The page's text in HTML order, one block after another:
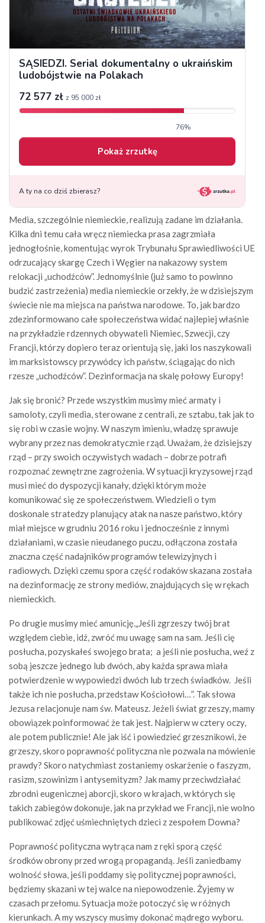
Media, szczególnie niemieckie, realizują zadane im działania.
Kilka dni temu cała wręcz niemiecka prasa zagrzmiała
jednogłośnie, komentując wyrok Trybunału Sprawiedliwości UE
odrzucający skargę Czech i Węgier na nakazowy system
relokacji „uchodźców”. Jednomyślnie (już samo to powinno
budzić zastrzeżenia) media niemieckie orzekły, że w dzisiejszym
świecie nie ma miejsca na państwa narodowe. To, jak bardzo
zdezinformowano całe społeczeństwa widać najlepiej właśnie
na przykładzie rdzennych obywateli Niemiec, Szwecji, czy
Francji, którzy dopiero teraz orientują się, jaki los naszykowali
im marksistowscy przywódcy ich państw, ściągając do nich
rzesze „uchodźców”. Dezinformacja na skalę połowy Europy!
Jak się bronić? Przede wszystkim musimy mieć armaty i
samoloty, czyli media, sterowane z centrali, ze sztabu, tak jak to
się robi w czasie wojny. W naszym imieniu, władzę sprawuje
wybrany przez nas demokratycznie rząd. Uważam, że dzisiejszy
rząd – przy swoich oczywistych wadach – dobrze potrafi
rozpoznać zewnętrzne zagrożenia. W sytuacji kryzysowej rząd
musi mieć do dyspozycji kanały, dzięki którym może
komunikować się ze społeczeństwem. Wiedzieli o tym
doskonale stratedzy planujący atak na nasze państwo, który
miał miejsce w grudniu 2016 roku i jednocześnie z innymi
działaniami, w czasie nieudanego puczu, odłączona została
znaczna część nadajników programów telewizyjnych i
radiowych. Dzięki czemu spora część rodaków skazana została
na dezinformację ze strony mediów, znajdujących się w rękach
niemieckich.
Po drugie musimy mieć amunicję.„Jeśli zgrzeszy twój brat
względem ciebie, idź, zwróć mu uwagę sam na sam. Jeśli cię
posłucha, pozyskałeś swojego brata; a jeśli nie posłucha, weź z
sobą jeszcze jednego lub dwóch, aby każda sprawa miała
potwierdzenie w wypowiedzi dwóch lub trzech świadków. Jeśli
także ich nie posłucha, przedstaw Kościołowi…”. Tak słowa
Jezusa relacjonuje nam św. Mateusz. Jeżeli świat grzeszy, mamy
obowiązek poinformować że tak jest. Najpierw w cztery oczy,
ale potem publicznie! Ale jak iść i powiedzieć grzesznikowi, że
grzeszy, skoro poprawność polityczna nie pozwala na mówienie
prawdy? Skoro natychmiast zostaniemy oskarżenie o faszyzm,
rasizm, szowinizm i antysemityzm? Jak mamy przeciwdziałać
zbrodni eugenicznej aborcji, skoro w krajach, w których się
takich zabiegów dokonuje, jak na przykład we Francji, nie wolno
publikować zdjęć uśmiechniętych dzieci z zespołem Downa?
Poprawność polityczna wytrąca nam z ręki sporą część
środków obrony przed wrogą propagandą. Jeśli zaniedbamy
wolność słowa, jeśli poddamy się politycznej poprawności,
będziemy skazani w tej walce na niepowodzenie. Żyjemy w
czasach przełomu. Sytuacja może potoczyć się w różnych
kierunkach. A my wszyscy musimy dokonać mądrego wyboru.